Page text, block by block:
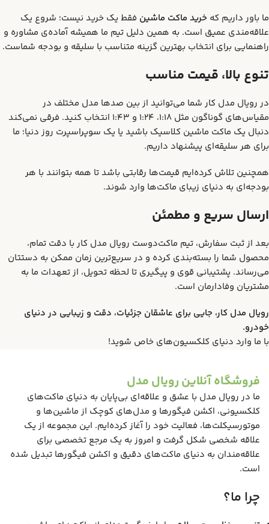
ما باور داریم که خرید ماکت ماشین فقط یک خرید نیست؛ شروع یک
علاقه‌مندی عمیق است. به همین دلیل تیم ما همیشه آماده‌ی مشاوره و
راهنمایی برای انتخاب بهترین گزینه متناسب با سلیقه و بودجه شماست.
تنوع بالا، قیمت مناسب
در رویال مدل کار شما می‌توانید از بین صدها مدل مختلف در
مقیاس‌های گوناگون مثل 1:18، 1:24 و 1:43 انتخاب کنید. فرقی نمی‌کند
دنبال یک ماکت ماشین کلاسیک باشید یا یک سوپراسپرت روز دنیا؛ ما
برای هر سلیقه‌ای پیشنهاد داریم.
همچنین تلاش کرده‌ایم قیمت‌ها رقابتی باشد تا همه بتوانند با هر
بودجه‌ای به دنیای زیبای ماکت‌ها وارد شوند.
ارسال سریع و مطمئن
بعد از ثبت سفارش، تیم ماکت‌دوست رویال مدل کار با دقت تمام،
محصول شما را بسته‌بندی کرده و در سریع‌ترین زمان ممکن به دستتان
می‌رساند. پشتیبانی قوی و پیگیری تا لحظه تحویل، از تعهدات ما به
مشتریان وفادارمان است.
رویال مدل کار، جایی برای عاشقان جزئیات، دقت و زیبایی در دنیای
خودرو.
با ما وارد دنیای کلکسیون‌های خاص شوید!
فروشگاه آنلاین رویال مدل
ما در رویال مدل با عشق و علاقه‌ای بی‌پایان به دنیای ماکت‌های
کلکسیونی، اکشن فیگورها و مدل‌های کوچک از ماشین‌ها و
موتورسیکلت‌ها، فعالیت خود را آغاز کرده‌ایم. این مجموعه از یک
علاقه شخصی شکل گرفت و امروز به یک مرجع تخصصی برای
علاقه‌مندان به دنیای ماکت‌های دقیق و اکشن فیگورها تبدیل شده
است.
چرا ما؟